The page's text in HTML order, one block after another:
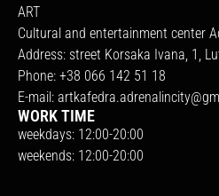
ART
Cultural and entertainment center
Address: street Korsaka Ivana, 1,
Phone: +38 066 142 51 18
E-mail:
WORK TIME
weekdays: 12:00-20:00
weekends: 12:00-20:00